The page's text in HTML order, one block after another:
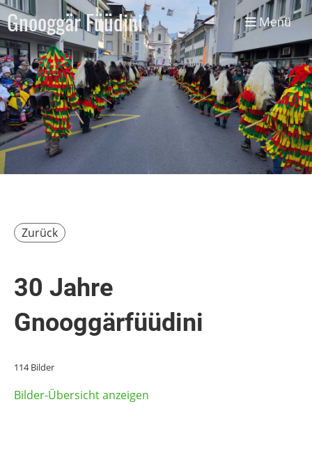
Gnooggär Füüdini Menü
Zurück
30 Jahre
Gnooggärfüüdini
114 Bilder
Bilder-Übersicht anzeigen